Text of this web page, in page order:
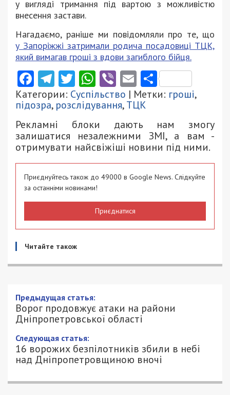
у вигляді тримання під вартою з можливістю
внесення застави.
Нагадаємо, раніше ми повідомляли про те, що
у Запоріжжі затримали родича посадовиці ТЦК,
який вимагав гроші з вдови загиблого бійця.
Facebook
Telegram
Twitter
WhatsApp
ViberEmail
Категории: Суспільство | Метки: гроші,
підозра, розслідування,ТЦК
Рекламні блоки дають нам змогу
залишатися незалежними ЗМІ, а вам -
отримувати найсвіжіші новини під ними.
Приєднуйтесь також до 49000 в Google News. Слідкуйте
за останніми новинами!
Приєднатися
Читайте також
Ворог продовжує атаки на райони
Дніпропетровської області
14/07/2025 - 20:12
ПЕТРО ЩУКІН - СПЕЦИАЛЬНО ДЛЯ
49000.COM.UA
588